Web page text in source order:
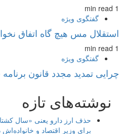
1 min read
گفتگوی ویژه
استقلال مس هیچ گاه اتفاق
1 min read
گفتگوی ویژه
چرایی تمدید مجدد قانون
نوشته‌های تازه
حذف ارز دارو یعنی «سال
برای وزیر اقتصاد و خانواده‌اش